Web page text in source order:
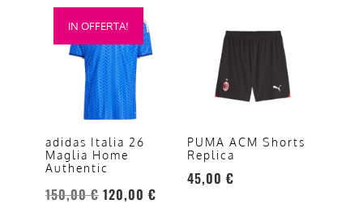
IN OFFERTA!
adidas Italia 26
Maglia Home
Authentic
150,00€ 120,00 €
Questo
prodotto
varianti.
opzioni
possono
essere
scelte
PUMA ACM Shorts
Replica
45,00 €
prodotto
varianti.
opzioni
possono
essere